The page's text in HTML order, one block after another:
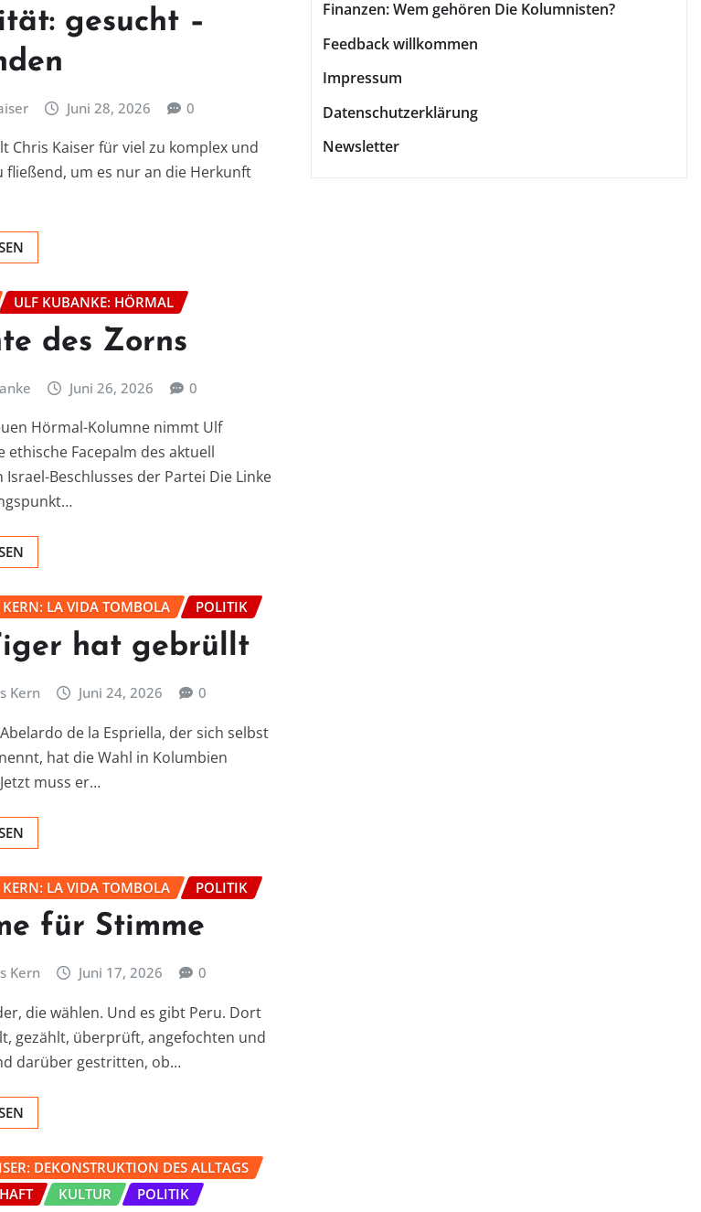
gesucht –
Juni 28, 2026 0
Chris Kaiser für viel zu komplex und
fließend, um es nur an die Herkunft
ULF KUBANKE: HÖRMAL
des Zorns
Juni 26, 2026 0
Hörmal-Kolumne nimmt Ulf
ethische Facepalm des aktuell
Beschlusses der Partei Die Linke
KERN: LA VIDA TOMBOLA POLITIK
hat gebrüllt
Kern Juni 24, 2026 0
de la Espriella, der sich selbst
hat die Wahl in Kolumbien
muss er…
KERN: LA VIDA TOMBOLA POLITIK
für Stimme
Kern Juni 17, 2026 0
die wählen. Und es gibt Peru. Dort
gezählt, überprüft, angefochten und
darüber gestritten, ob…
DEKONSTRUKTION DES ALLTAGS
KULTUR POLITIK
Finanzen: Wem gehören Die Kolumnisten?
Feedback willkommen
Impressum
Datenschutzerklärung
Newsletter